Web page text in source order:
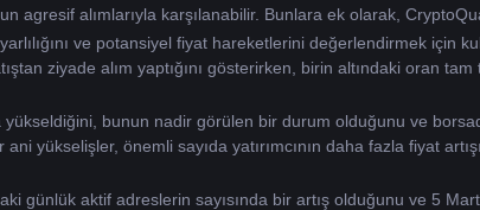
agresif alımlarıyla karşılanabilir. Bunlara ek olarak,
ve potansiyel fiyat hareketlerini değerlendirmek
ziyade alım yaptığını gösterirken, birin altındaki oran tam
bunun nadir görülen bir durum olduğunu ve
ani yükselişler, önemli sayıda yatırımcının daha fazla fiyat
günlük aktif adreslerin sayısında bir artış olduğunu ve 5